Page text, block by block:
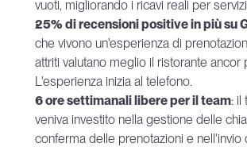
vuoti, migliorando i ricavi reali per
25% di recensioni positive in più su
che vivono un'esperienza di
attriti valutano meglio il ristorante ancor
L'esperienza inizia al telefono.
6 ore settimanali libere per il team: il
veniva investito nella gestione delle
conferma delle prenotazioni e nell'invio